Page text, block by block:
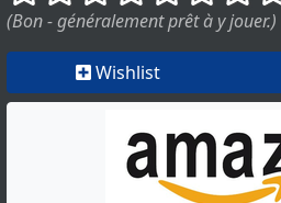
(Bon - généralement prêt à y jouer.)
Wishlist